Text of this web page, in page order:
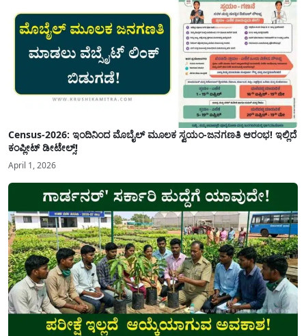
Census-2026: ಇಂದಿನಿಂದ ಮೊಬೈಲ್ ಮೂಲಕ ಸ್ವಯಂ-ಜನಗಣತಿ ಆರಂಭ! ಇಲ್ಲಿದೆ
ಕಂಪ್ಲೀಟ್ ಡೀಟೇಲ್ಸ್!
April 1, 2026